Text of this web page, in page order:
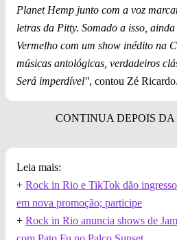
Planet Hemp junto com a voz
letras da Pitty. Somado a isso,
Vermelho com um show inédito na
músicas antológicas, verdadeiros
Será imperdível", contou Zé Ricardo.
Leia mais:
+ Rock in Rio e TikTok dão
em nova promoção; participe
+ Rock in Rio anuncia shows de